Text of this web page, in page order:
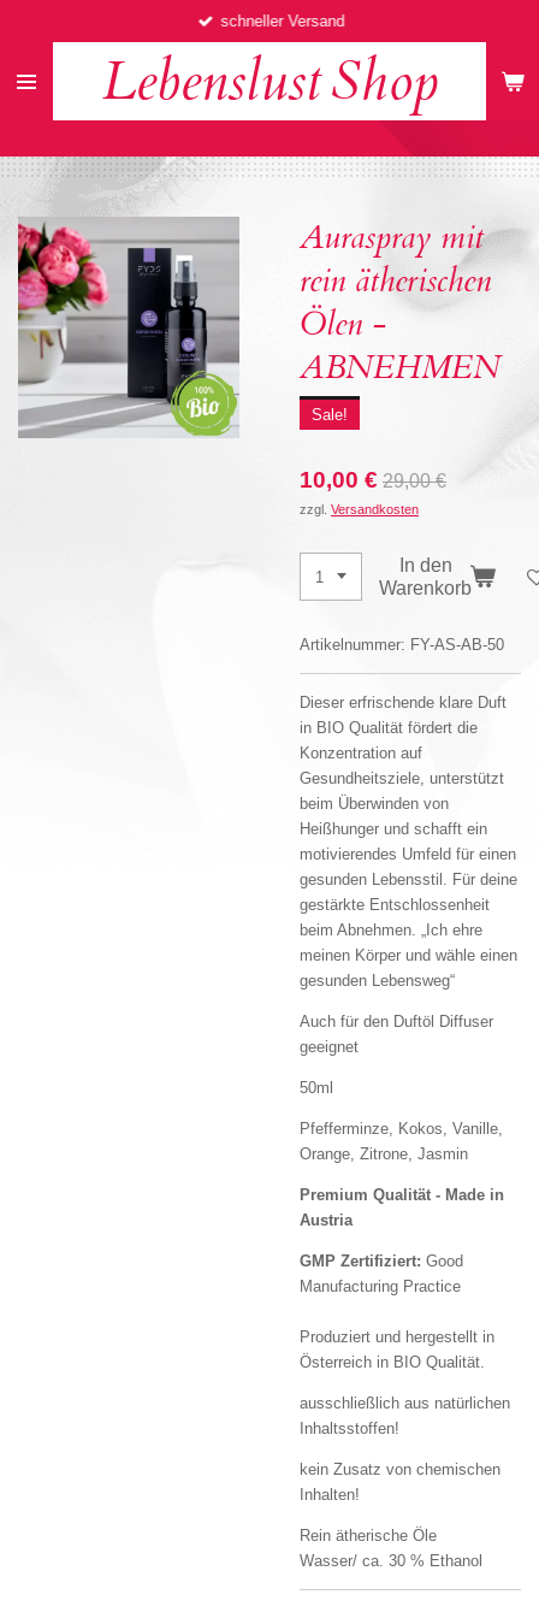
springen
LebenslustShop
schneller Versand
Auraspray mit
rein ätherischen
Ölen -
ABNEHMEN
Sale!
10,00 € 29,00 €
zzgl. Versandkosten
In den
Warenkorb
Artikelnummer: FY-AS-AB-50
Dieser erfrischende klare Duft
in BIO Qualität fördert die
Konzentration auf
Gesundheitsziele, unterstützt
beim Überwinden von
Heißhunger und schafft ein
motivierendes Umfeld für einen
gesunden Lebensstil. Für deine
gestärkte Entschlossenheit
beim Abnehmen. „Ich ehre
meinen Körper und wähle einen
gesunden Lebensweg“
Auch für den Duftöl Diffuser
geeignet
50ml
Pfefferminze, Kokos, Vanille,
Orange, Zitrone, Jasmin
Premium Qualität - Made in
Austria
GMP Zertifiziert: Good
Manufacturing Practice
Produziert und hergestellt in
Österreich in BIO Qualität.
ausschließlich aus natürlichen
Inhaltsstoffen!
kein Zusatz von chemischen
Inhalten!
Rein ätherische Öle
Wasser/ ca. 30 % Ethanol